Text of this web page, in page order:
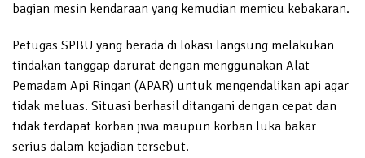
bagian mesin kendaraan yang kemudian memicu kebakaran.
Petugas SPBU yang berada di lokasi langsung melakukan
tindakan tanggap darurat dengan menggunakan Alat
Pemadam Api Ringan (APAR) untuk mengendalikan api agar
tidak meluas. Situasi berhasil ditangani dengan cepat dan
tidak terdapat korban jiwa maupun korban luka bakar
serius dalam kejadian tersebut.